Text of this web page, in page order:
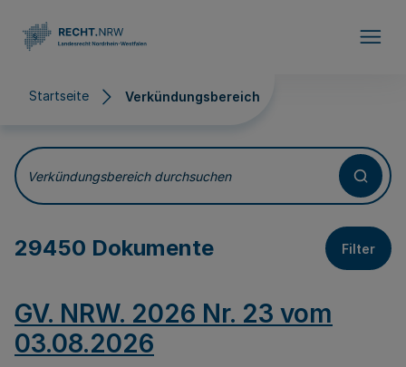
Startseite Verkündungsbereich
Verkündungsbereich
Verkündungsbereich durchsuchen
29450 Dokumente Filter
GV. NRW. 2026 Nr. 23 vom
03.08.2026